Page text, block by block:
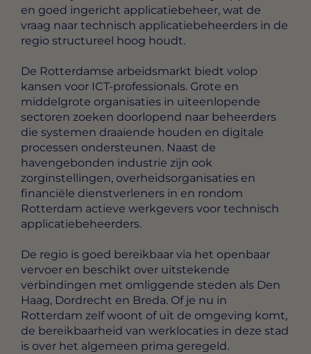
en goed ingericht applicatiebeheer, wat de
vraag naar technisch applicatiebeheerders in de
regio structureel hoog houdt.
De Rotterdamse arbeidsmarkt biedt volop
kansen voor ICT-professionals. Grote en
middelgrote organisaties in uiteenlopende
sectoren zoeken doorlopend naar beheerders
die systemen draaiende houden en digitale
processen ondersteunen. Naast de
havengebonden industrie zijn ook
zorginstellingen, overheidsorganisaties en
financiële dienstverleners in en rondom
Rotterdam actieve werkgevers voor technisch
applicatiebeheerders.
De regio is goed bereikbaar via het openbaar
vervoer en beschikt over uitstekende
verbindingen met omliggende steden als Den
Haag, Dordrecht en Breda. Of je nu in
Rotterdam zelf woont of uit de omgeving komt,
de bereikbaarheid van werklocaties in deze stad
is over het algemeen prima geregeld.